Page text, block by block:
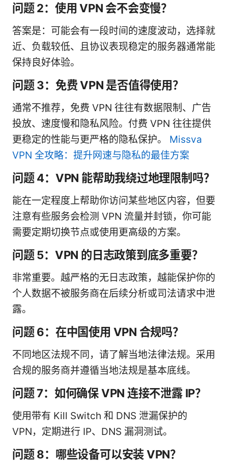
问题 2：使用 VPN 会不会变慢？
答案是：可能会有一段时间的速度波动，选择就
近、负载较低、且协议表现稳定的服务器通常能
保持良好体验。
问题 3：免费 VPN 是否值得使用？
通常不推荐，免费 VPN 往往有数据限制、广告
投放、速度慢和隐私风险。付费 VPN 往往提供
更稳定的性能与更严格的隐私保护。 Missva
VPN 全攻略：提升网速与隐私的最佳方案
问题 4：VPN 能帮助我绕过地理限制吗？
能在一定程度上帮助你访问某些地区内容，但要
注意有些服务会检测 VPN 流量并封锁，你可能
需要定期切换节点或使用更高级的方案。
问题 5：VPN 的日志政策到底多重要？
非常重要。越严格的无日志政策，越能保护你的
个人数据不被服务商在后续分析或司法请求中泄
露。
问题 6：在中国使用 VPN 合规吗？
不同地区法规不同，请了解当地法律法规。采用
合规的服务商并遵循当地法规是基本底线。
问题 7：如何确保 VPN 连接不泄露 IP？
使用带有 Kill Switch 和 DNS 泄漏保护的
VPN，定期进行 IP、DNS 漏洞测试。
问题 8：哪些设备可以安装 VPN？